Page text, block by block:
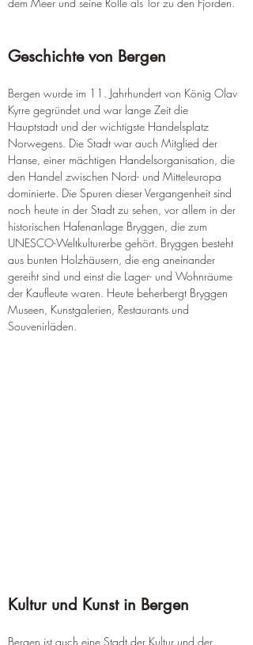
Geschichte von Bergen
Bergen wurde im 11. Jahrhundert von König Olav
Kyrre gegründet und war lange Zeit die
Hauptstadt und der wichtigste Handelsplatz
Norwegens. Die Stadt war auch Mitglied der
Hanse, einer mächtigen Handelsorganisation, die
den Handel zwischen Nord- und Mitteleuropa
dominierte. Die Spuren dieser Vergangenheit sind
noch heute in der Stadt zu sehen, vor allem in der
historischen Hafenanlage Bryggen, die zum
UNESCO-Weltkulturerbe gehört. Bryggen besteht
aus bunten Holzhäusern, die eng aneinander
gereiht sind und einst die Lager- und Wohnräume
der Kaufleute waren. Heute beherbergt Bryggen
Museen, Kunstgalerien, Restaurants und
Souvenirläden.
Kultur und Kunst in Bergen
Bergen ist auch eine Stadt der Kultur und der